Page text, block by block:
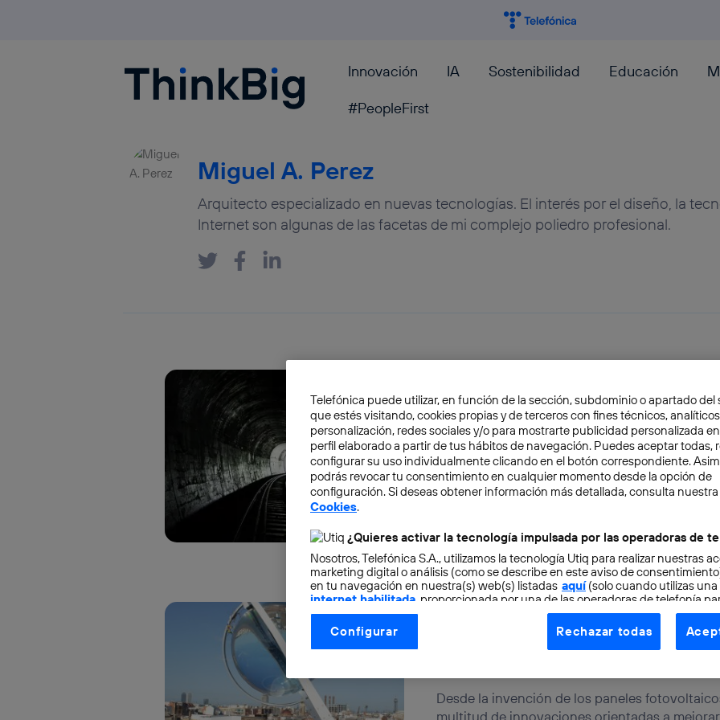
Blogthinkbig.com Innovación IA Sostenibilidad Educación
#PeopleFirst
Miguel A. Perez
Arquitecto especializado en nuevas tecnologías. El interés por el diseño, la
Internet son algunas de las facetas de mi complejo poliedro profesional.
CONOCIMIENTO
Estudian conectar Helsinki
construcción de un túnel
en el Golfo de Finlandia
Un ambicioso proyecto, denominado Fin Est,
túnel submarino más grande que se ha
Miguel A. Perez
Rawlemon, la esfera solar
la eficiencia de los paneles
Desde la invención de los paneles
multitud de innovaciones orientadas a
Telefónica puede utilizar, en función de la sección, subdominio o apartado del
que estés visitando, cookies propias y de terceros con fines técnicos,
personalización, redes sociales y/o para mostrarte publicidad personalizada
perfil elaborado a partir de tus hábitos de navegación. Puedes aceptar todas,
configurar su uso individualmente clicando en el botón correspondiente.
podrás revocar tu consentimiento en cualquier momento desde la opción de
configuración. Si deseas obtener información más detallada, consulta nuestra
Cookies.
¿Quieres activar la tecnología impulsada por las operadoras de
Nosotros, Telefónica S.A., utilizamos la tecnología Utiq para realizar nuestras
marketing digital o análisis (como se describe en este aviso de
en tu navegación en nuestra(s) web(s) listadas aquí(solo cuando utilizas una
internet habilitada , proporcionada por una de las operadoras de telefonía
otorgas tu consentimiento en cada página web).
La tecnología Utiq está diseñada con la privacidad como prioridad
control.
utilizando tu dirección IP y otra información de la cuenta de cliente de
vinculada a la conexión que utilizas (p. ej., número de teléfono móvil).
Configurar Rechazar todas